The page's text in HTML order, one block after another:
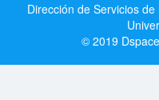
Dirección de Servicios
© 2019